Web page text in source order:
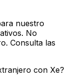
nuestro
No
Consulta las
con Xe?